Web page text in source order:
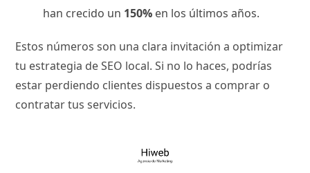
han crecido un 150% en los últimos años.
Estos números son una clara invitación a optimizar
tu estrategia de SEO local. Si no lo haces, podrías
estar perdiendo clientes dispuestos a comprar o
contratar tus servicios.